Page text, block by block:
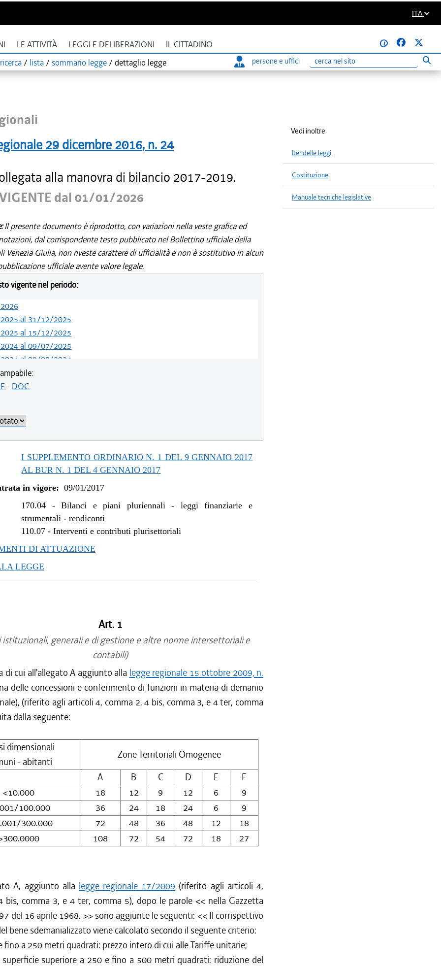
ITA
LE ATTIVITÀ LEGGI E DELIBERAZIONI IL CITTADINO
@
ricerca / lista / sommario legge / dettaglio legge persone e uffici
Ricerca
29 dicembre 2016, n. 24
alla manovra di bilancio 2017-2019.
dal 01/01/2026
Il presente documento è riprodotto, con variazioni nella veste grafica ed
dal corrispondente testo pubblicato nel Bollettino ufficiale della
Venezia Giulia, non riveste carattere di ufficialità e non è sostitutivo in alcun
ufficiale avente valore legale.
vigente nel periodo:
al 31/12/2025
al 15/12/2025
al 09/07/2025
al 09/08/2024
al 13/05/2024
al 31/12/2023
al 31/12/2020
al 09/08/2019
al 31/12/2018
al 04/04/2018
2017 al 04/01/2018
al 09/08/2017
al 26/07/2017
2017 al 14/06/2017
2017 al 29/05/2017
al 17/05/2017
- DOC
I SUPPLEMENTO ORDINARIO N. 1 DEL 9 GENNAIO 2017
AL BUR N. 1 DEL 4 GENNAIO 2017
in vigore: 09/01/2017
170.04 -Bilanci e piani pluriennali - leggi finanziarie e
strumentali - rendiconti
110.07 -Interventi e contributi plurisettoriali
DI ATTUAZIONE
LEGGE
Art. 1
istituzionali, generali e di gestione e altre norme intersettoriali e
contabili)
di cui all'allegato A aggiunto alla legge regionale 15 ottobre 2009, n.
delle concessioni e conferimento di funzioni in materia di demanio
(riferito agli articoli 4, comma 2, 4 bis, comma 3, e 4 ter, comma
dalla seguente:
dimensionali
- abitanti
Zone Territoriali Omogenee
A
B C D E
F
<10.000
18 12 9 12 6
9
100.000
36 24 18 24 6
9
300.000
72 48 36 48 12
18
108 72 54 72 18 27
A, aggiunto alla legge regionale 17/2009 (riferito agli articoli 4,
bis, comma 3, e 4 ter, comma 5), dopo le parole << nella Gazzetta
del 16 aprile 1968. >> sono aggiunte le seguenti: << Il corrispettivo
bene sdemanializzato viene calcolato secondo il seguente criterio:
fino a 250 metri quadrati: prezzo intero di cui alle Tariffe unitarie;
superiore a 250 e fino a 500 metri quadrati: riduzione del
Vedi inoltre
Iter delle leggi
Costituzione
Manuale tecniche legislative